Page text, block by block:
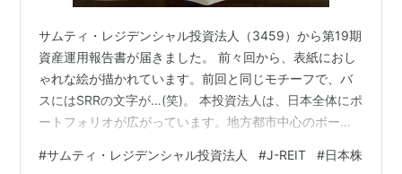
サムティ・レジデンシャル投資法人（3459）から第19期
資産運用報告書が届きました。 前々回から、表紙におし
ゃれな絵が描かれています。前回と同じモチーフで、バ
スにはSRRの文字が…(笑)。 本投資法人は、日本全体にポ
ートフォリオが広がっています。地方都市中心のポート
意味するところでもあります。 名前の通りレジデンスが
#サムティ・レジデンシャル投資法人 #J-REIT #日本株